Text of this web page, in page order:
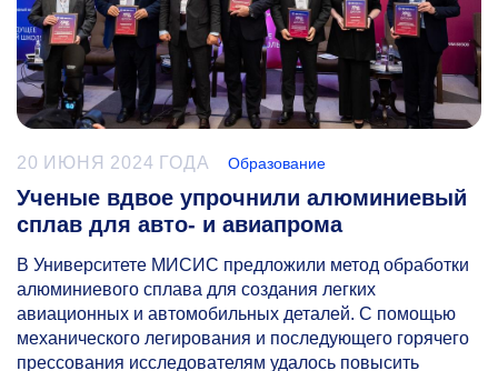
20 ИЮНЯ 2024 ГОДА Образование
Ученые вдвое упрочнили алюминиевый
сплав для авто- и авиапрома
В Университете МИСИС предложили метод обработки
алюминиевого сплава для создания легких
авиационных и автомобильных деталей. C помощью
механического легирования и последующего горячего
прессования исследователям удалось повысить